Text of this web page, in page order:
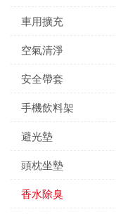
車用擴充
空氣清淨
安全帶套
手機飲料架
避光墊
頭枕坐墊
香水除臭